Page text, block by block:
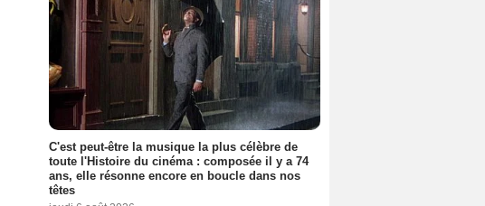
C'est peut-être la musique la plus célèbre de
toute l'Histoire du cinéma : composée il y a 74
ans, elle résonne encore en boucle dans nos
têtes